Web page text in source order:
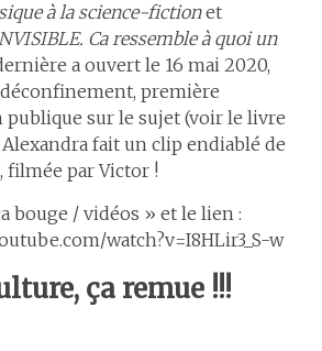
à la science-fictionet
Ca ressemble à quoi un
a ouvert le 16 mai 2020,
première
sur le sujet (voir le livre
fait un clip endiablé de
filmée par Victor !
bouge / vidéos » et le lien :
watch?v=I8HLir3_S-w
ça remue !!!